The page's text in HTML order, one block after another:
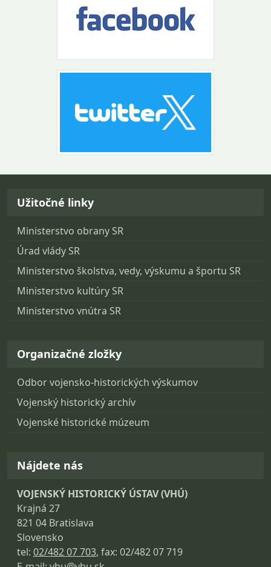
Návrat na začiatok stránky
Užitočné linky
Ministerstvo obrany SR
Úrad vlády SR
Ministerstvo školstva, vedy, výskumu a športu SR
Ministerstvo kultúry SR
Ministerstvo vnútra SR
Organizačné zložky
Odbor vojensko-historických výskumov
Vojenský historický archív
Vojenské historické múzeum
Nájdete nás
VOJENSKÝ HISTORICKÝ ÚSTAV (VHÚ)
Krajná 27
821 04 Bratislava
Slovensko
tel: 02/482 07 703, fax: 02/482 07 719